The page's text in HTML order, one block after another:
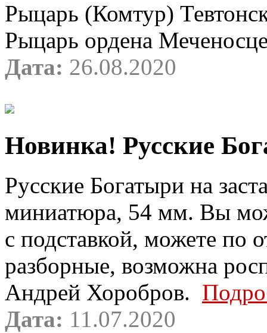
Рыцарь (Комтур)
Рыцарь ордена
Дата: 26.08.2020
Новинка! Русские
Русские Богатыри на
миниатюра, 54 мм. Вы
с подставкой, можете по
разборные, возможна
Андрей Хоробров.
Дата: 11.07.2020